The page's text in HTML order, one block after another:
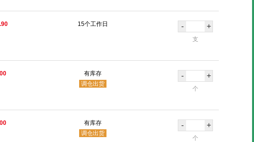
15个工作日 - +
支
有库存
调仓出货
- +
个
有库存
调仓出货
- +
个